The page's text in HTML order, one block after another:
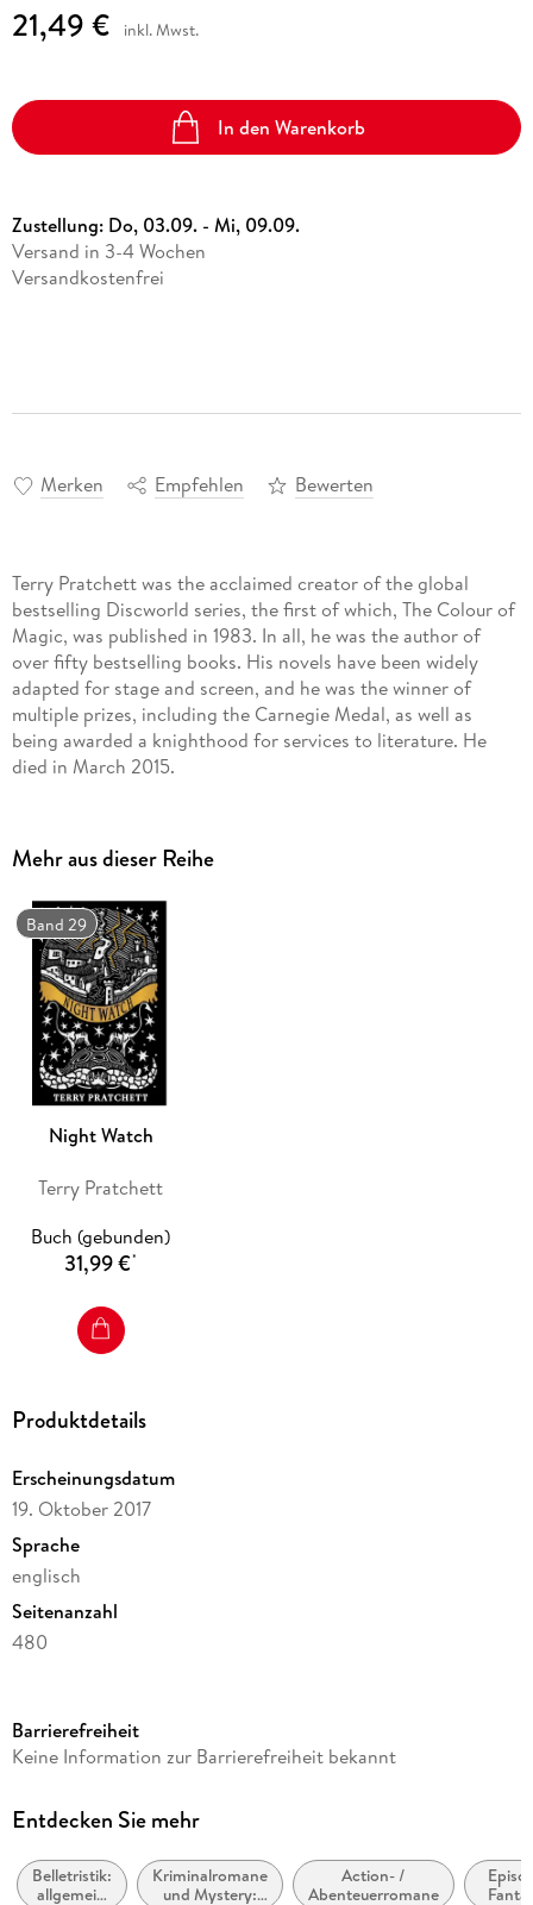
21,49 € inkl. Mwst.
In den Warenkorb
Zustellung: Do, 03.09. - Mi, 09.09.
Versand in 3-4 Wochen
Versandkostenfrei
Merken Empfehlen Bewerten
Terry Pratchett was the acclaimed creator of the global
bestselling Discworld series, the first of which, The Colour of
Magic, was published in 1983. In all, he was the author of
over fifty bestselling books. His novels have been widely
adapted for stage and screen, and he was the winner of
multiple prizes, including the Carnegie Medal, as well as
being awarded a knighthood for services to literature. He
died in March 2015.
Mehr aus dieser Reihe
Band 29
Night Watch
Terry Pratchett
Buch (gebunden)
31,99 €*
Produktdetails
Erscheinungsdatum
19. Oktober 2017
Sprache
englisch
Seitenanzahl
480
Autor/Autorin
Verlag/Hersteller
Produktart
Barrierefreiheit
Keine Information zur Barrierefreiheit bekannt
Entdecken Sie mehr
Belletristik:
allgemein
Kriminalromane
und Mystery:
Action- /
Abenteuerromane